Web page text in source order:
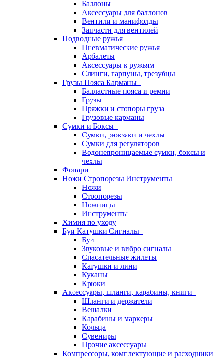
Баллоны
Аксессуары для баллонов
Вентили и манифолды
Запчасти для вентилей
Подводные ружья
Пневматические ружья
Арбалеты
Аксессуары к ружьям
Слинги, гарпуны, трезубцы
Грузы Пояса Карманы
Балластные пояса и ремни
Грузы
Пряжки и стопоры груза
Грузовые карманы
Сумки и Боксы
Сумки, рюкзаки и чехлы
Сумки для регуляторов
Водонепроницаемые сумки, боксы и
чехлы
Фонари
Ножи Стропорезы Инструменты
Ножи
Стропорезы
Ножницы
Инструменты
Химия по уходу
Буи Катушки Сигналы
Буи
Звуковые и вибро сигналы
Спасательные жилеты
Катушки и лини
Куканы
Крюки
Аксессуары, шланги, карабины, книги
Шланги и держатели
Вешалки
Карабины и маркеры
Кольца
Сувениры
Прочие аксессуары
Компрессоры, комплектующие и расходники